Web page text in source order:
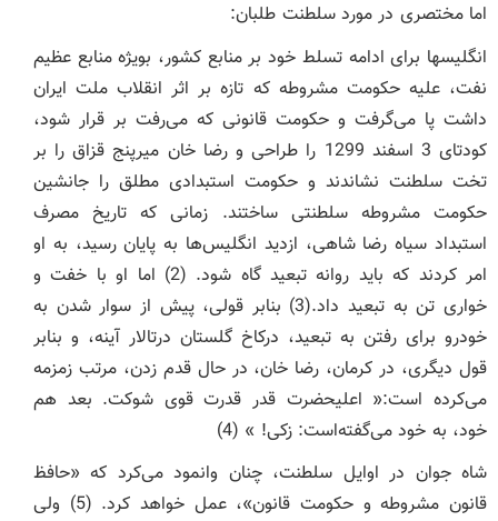
اما مختصری در مورد سلطنت طلبان:
انگلیسها برای ادامه تسلط خود بر منابع کشور، بویژه منابع عظیم
نفت، علیه حکومت مشروطه که تازه بر اثر انقلاب ملت ایران
داشت پا می‌گرفت و حکومت قانونی که می‌رفت بر قرار شود،
کودتای 3 اسفند 1299 را طراحی و رضا خان میرپنج قزاق را بر
تخت سلطنت نشاندند و حکومت استبدادی مطلق را جانشین
حکومت مشروطه سلطنتی ساختند. زمانی که تاریخ مصرف
استبداد سیاه رضا شاهی، ازدید انگلیس‌ها به پایان رسید، به او
امر کردند که باید روانه تبعید گاه شود. (2) اما او با خفت و
خواری تن به تبعید داد.(3) بنابر قولی، پیش از سوار شدن به
خودرو برای رفتن به تبعید، درکاخ گلستان درتالار آینه، و بنابر
قول دیگری، در کرمان، رضا خان، در حال قدم زدن، مرتب زمزمه
می‌کرده‌ است:« اعلیحضرت قدر قدرت قوی شوکت. بعد هم
خود، به خود می‌گفته‌است: زکی! » (4)
شاه جوان در اوایل سلطنت، چنان وانمود می‌کرد که «حافظ
قانون مشروطه و حکومت قانون»، عمل خواهد کرد. (5) ولی